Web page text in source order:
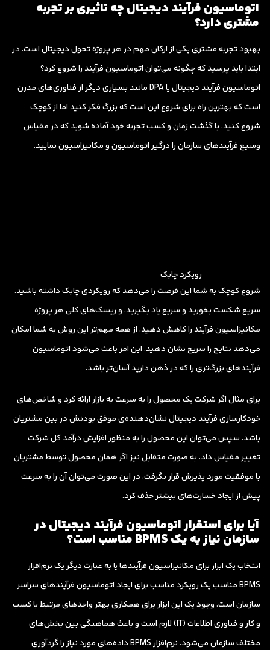
اتوماسیون فرآیند دیجیتال چه تاثیری بر تجربه
مشتری دارد؟
بهبود تجربه مشتری یکی از ارکان مهم در هر پروژه تحول دیجیتال است. در
ابتدا باید پرسید که چگونه می‌توان اتوماسیون فرآیند را شروع کرد؟
اتوماسیون فرآیند دیجیتال یا DPA مانند بسیاری دیگر از فناوری‌های مدرن
است که بهترین راه برای شروع این است که بزرگ فکر کنید اما از کوچک
شروع کنید. با گذشت زمان و کسب تجربه خود آماده شوید که در مقیاس
وسیع فرآیندهای سازمان را درگیر اتوماسیون و مکانیزاسیون نمایید.
رویکرد چابک
شروع کوچک به شما این فرصت را می‌دهد که رویکردی چابک داشته باشید.
سریع شکست بخورید و سریع یاد بگیرید. و ریسک‌های کلی هر پروژه
مکانیزاسیون فرآیند را کاهش دهید. از همه مهم‌تر این روش به شما امکان
می‌دهد نتایج را سریع نشان دهید. این امر باعث می‌شود اتوماسیون
فرآیندهای بزرگ‌تری را که در ذهن دارید آسان‌تر باشد.
برای مثال اگر شرکت یک محصول را به سرعت به بازار ارائه کرد و شاخص‌های
خودکارسازی فرآیند دیجیتال نشان‌دهنده‌ی موفق بودنش در بین مشتریان
باشد. سپس می‌توان این محصول را به منظور افزایش درآمد کل شرکت
تغییر مقیاس داد. به صورت متقابل نیز اگر همان محصول توسط مشتریان
با موفقیت مورد پذیرش قرار نگرفت، در این صورت می‌توان آن را به سرعت
پیش از ایجاد خسارت‌های بیشتر حذف کرد.
آیا برای استقرار اتوماسیون فرآیند دیجیتال در
سازمان نیاز به یک BPMS مناسب است؟
انتخاب یک ابزار برای مکانیزاسیون فرآیندها یا به عبارت دیگر یک نرم‌افزار
BPMS مناسب یک رویکرد مناسب برای ایجاد اتوماسیون فرآیندهای سراسر
سازمان است. وجود یک این ابزار برای همکاری بهتر واحدهای مرتبط با کسب
و کار و فناوری اطلاعات (IT) لازم است و باعث هماهنگی بین بخش‌های
مختلف سازمان می‌شود. نرم‌افزار BPMS داده‌های مورد نیاز را گردآوری